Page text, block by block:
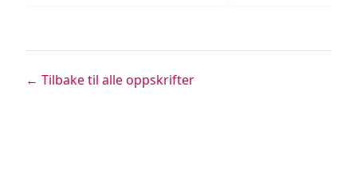
← Tilbake til alle oppskrifter